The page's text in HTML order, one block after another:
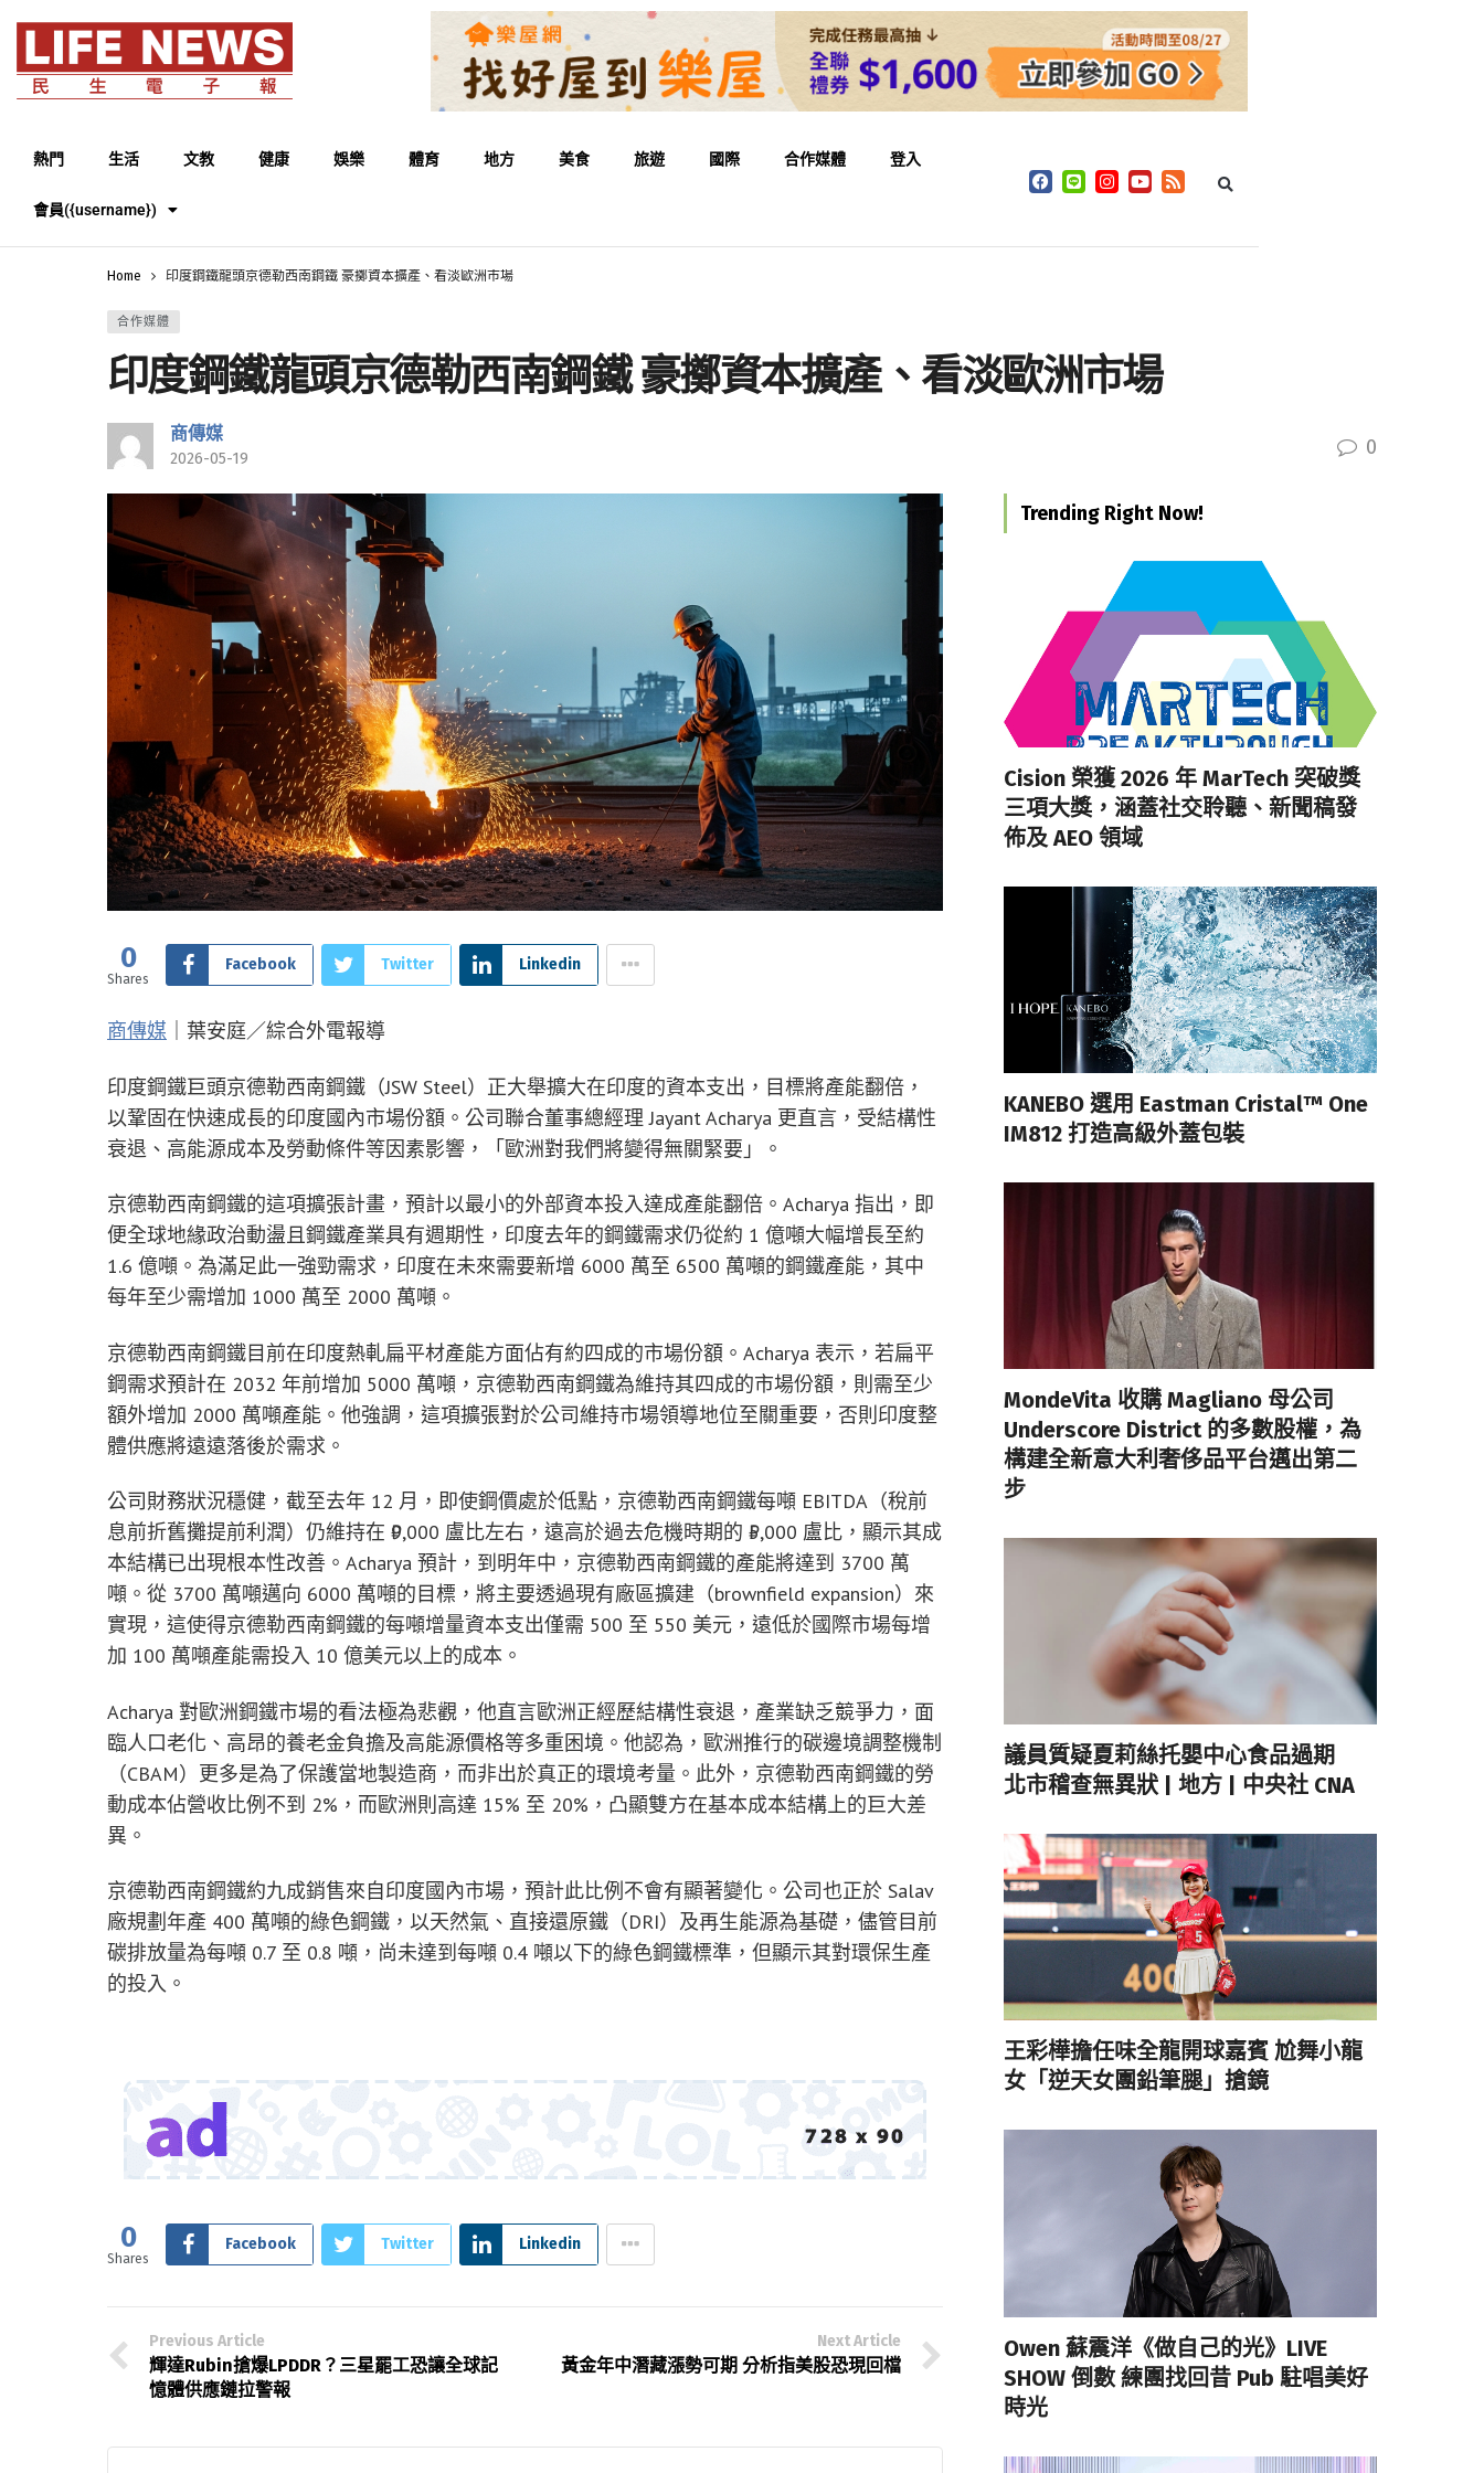
熱門 生活 文教 健康 娛樂 體育 地方 美食 旅遊 國際 合作媒體 登入
會員({username})
Home 印度鋼鐵龍頭京德勒西南鋼鐵 豪擲資本擴產、看淡歐洲市場
合作媒體
印度鋼鐵龍頭京德勒西南鋼鐵 豪擲資本擴產、看淡歐洲市場
商傳媒
2026-05-19 0
0
Shares
Facebook Twitter Linkedin
商傳媒 ｜葉安庭／綜合外電報導
印度鋼鐵巨頭京德勒西南鋼鐵（JSW Steel）正大舉擴大在印度的資本支出，目標將產能翻倍，
以鞏固在快速成長的印度國內市場份額。公司聯合董事總經理 Jayant Acharya 更直言，受結構性
衰退、高能源成本及勞動條件等因素影響，「歐洲對我們將變得無關緊要」。
京德勒西南鋼鐵的這項擴張計畫，預計以最小的外部資本投入達成產能翻倍。Acharya 指出，即
便全球地緣政治動盪且鋼鐵產業具有週期性，印度去年的鋼鐵需求仍從約 1 億噸大幅增長至約
1.6 億噸。為滿足此一強勁需求，印度在未來需要新增 6000 萬至 6500 萬噸的鋼鐵產能，其中
每年至少需增加 1000 萬至 2000 萬噸。
京德勒西南鋼鐵目前在印度熱軋扁平材產能方面佔有約四成的市場份額。Acharya 表示，若扁平
鋼需求預計在 2032 年前增加 5000 萬噸，京德勒西南鋼鐵為維持其四成的市場份額，則需至少
額外增加 2000 萬噸產能。他強調，這項擴張對於公司維持市場領導地位至關重要，否則印度整
體供應將遠遠落後於需求。
公司財務狀況穩健，截至去年 12 月，即使鋼價處於低點，京德勒西南鋼鐵每噸 EBITDA（稅前
息前折舊攤提前利潤）仍維持在 ₹9,000 盧比左右，遠高於過去危機時期的 ₹5,000 盧比，顯示其成
本結構已出現根本性改善。Acharya 預計，到明年中，京德勒西南鋼鐵的產能將達到 3700 萬
噸。從 3700 萬噸邁向 6000 萬噸的目標，將主要透過現有廠區擴建（brownfield expansion）來
實現，這使得京德勒西南鋼鐵的每噸增量資本支出僅需 500 至 550 美元，遠低於國際市場每增
加 100 萬噸產能需投入 10 億美元以上的成本。
Acharya 對歐洲鋼鐵市場的看法極為悲觀，他直言歐洲正經歷結構性衰退，產業缺乏競爭力，面
臨人口老化、高昂的養老金負擔及高能源價格等多重困境。他認為，歐洲推行的碳邊境調整機制
（CBAM）更多是為了保護當地製造商，而非出於真正的環境考量。此外，京德勒西南鋼鐵的勞
動成本佔營收比例不到 2%，而歐洲則高達 15% 至 20%，凸顯雙方在基本成本結構上的巨大差
異。
京德勒西南鋼鐵約九成銷售來自印度國內市場，預計此比例不會有顯著變化。公司也正於 Salav
廠規劃年產 400 萬噸的綠色鋼鐵，以天然氣、直接還原鐵（DRI）及再生能源為基礎，儘管目前
碳排放量為每噸 0.7 至 0.8 噸，尚未達到每噸 0.4 噸以下的綠色鋼鐵標準，但顯示其對環保生產
的投入。
0
Shares
Facebook Twitter Linkedin
Previous Article
輝達Rubin搶爆LPDDR？三星罷工恐讓全球記
憶體供應鏈拉警報
Next Article
黃金年中潛藏漲勢可期 分析指美股恐現回檔
Trending Right Now!
Cision 榮獲 2026 年 MarTech 突破獎
三項大獎，涵蓋社交聆聽、新聞稿發
佈及 AEO 領域
KANEBO 選用 Eastman Cristal™ One
IM812 打造高級外蓋包裝
MondeVita 收購 Magliano 母公司
Underscore District 的多數股權，為
構建全新意大利奢侈品平台邁出第二
步
議員質疑夏莉絲托嬰中心食品過期
北市稽查無異狀 | 地方 | 中央社 CNA
王彩樺擔任味全龍開球嘉賓 尬舞小龍
女「逆天女團鉛筆腿」搶鏡
Owen 蘇震洋《做自己的光》LIVE
SHOW 倒數 練團找回昔 Pub 駐唱美好
時光